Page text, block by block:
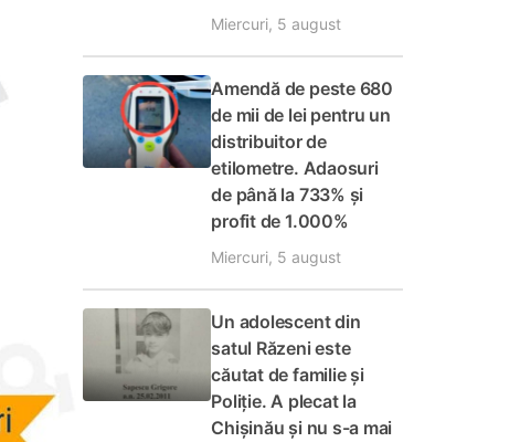
Miercuri, 5 august
Amendă de peste 680
de mii de lei pentru un
distribuitor de
etilometre. Adaosuri
de până la 733% și
profit de 1.000%
Miercuri, 5 august
Un adolescent din
satul Răzeni este
căutat de familie și
Poliție. A plecat la
Chișinău și nu s-a mai